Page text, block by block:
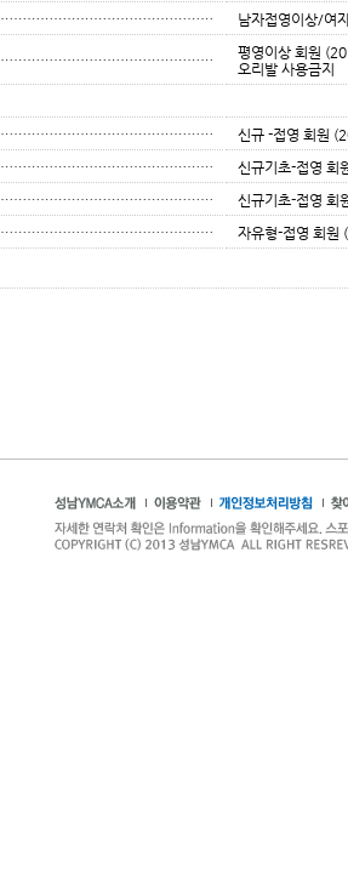
………………………………………… 남자접영이상/여
…………………………………………
평영이상 회원
오리발 사용금지
…………………………………………
신규 -접영 회원
…………………………………………
신규기초-접영 회
…………………………………………
신규기초-접영 회
………………………………………… 자유형-접영 회원